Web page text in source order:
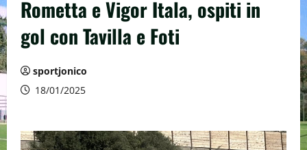
Rometta e Vigor Itala, ospiti in
gol con Tavilla e Foti
sportjonico
18/01/2025